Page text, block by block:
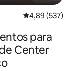
Classificação
4,89 (537)
para
Center